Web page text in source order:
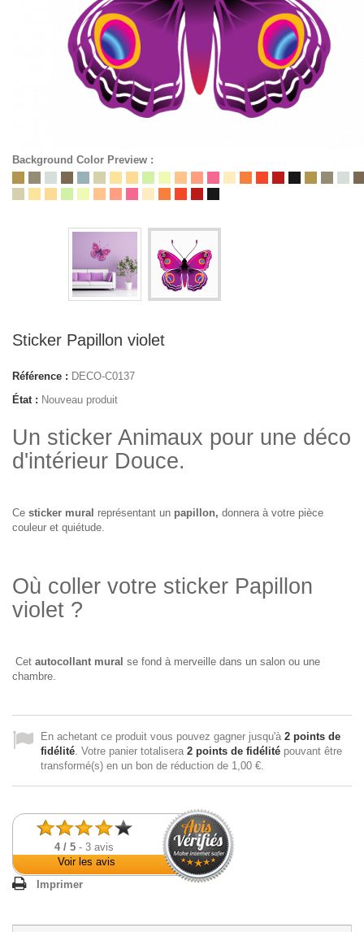
Background Color Preview :
Sticker Papillon violet
Référence : DECO-C0137
État : Nouveau produit
Un sticker Animaux pour une déco
d'intérieur Douce.
Ce sticker mural représentant un papillon, donnera à votre pièce
couleur et quiétude.
Où coller votre sticker Papillon
violet ?
Cet autocollant mural se fond à merveille dans un salon ou une
chambre.
En achetant ce produit vous pouvez gagner jusqu'à 2 points de
fidélité. Votre panier totalisera 2 points de fidélité pouvant être
transformé(s) en un bon de réduction de 1,00 €.
4 /5 -3avis
Voir les avis
Imprimer